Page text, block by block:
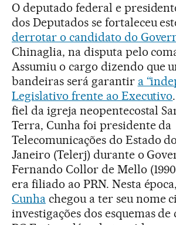
O deputado federal e
dos Deputados se fortaleceu
derrotar o candidato do
Chinaglia, na disputa pelo
Assumiu o cargo dizendo que
bandeiras será garantir a
Legislativo frente ao Executivo
fiel da igreja neopentecostal
Terra, Cunha foi presidente da
Telecomunicações do Estado
Janeiro (Telerj) durante o
Fernando Collor de Mello
era filiado ao PRN. Nesta
Cunhachegou a ter seu nome
investigações dos esquemas